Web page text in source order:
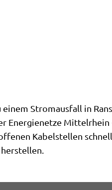
Stromausfall in
Energienetze Mittelrhein
Kabelstellen